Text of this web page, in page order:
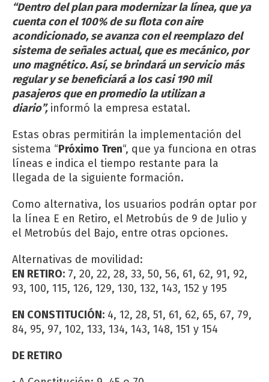
“Dentro del plan para modernizar la línea, que ya
cuenta con el 100% de su flota con aire
acondicionado, se avanza con el reemplazo del
sistema de señales actual, que es mecánico, por
uno magnético. Así, se brindará un servicio más
regular y se beneficiará a los casi 190 mil
pasajeros que en promedio la utilizan a
diario”,informó la empresa estatal.
Estas obras permitirán la implementación del
sistema “Próximo Tren“, que ya funciona en otras
líneas e indica el tiempo restante para la
llegada de la siguiente formación.
Como alternativa, los usuarios podrán optar por
la línea E en Retiro, el Metrobús de 9 de Julio y
el Metrobús del Bajo, entre otras opciones.
Alternativas de movilidad:
EN RETIRO: 7, 20, 22, 28, 33, 50, 56, 61, 62, 91, 92,
93, 100, 115, 126, 129, 130, 132, 143, 152 y 195
EN CONSTITUCIÓN: 4, 12, 28, 51, 61, 62, 65, 67, 79,
84, 95, 97, 102, 133, 134, 143, 148, 151 y 154
DE RETIRO